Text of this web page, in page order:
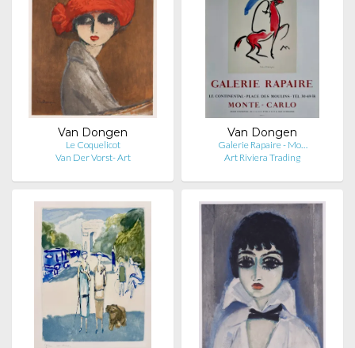
Van Dongen
Le Coquelicot
Van Der Vorst- Art
Van Dongen
Galerie Rapaire - Mo…
Art Riviera Trading